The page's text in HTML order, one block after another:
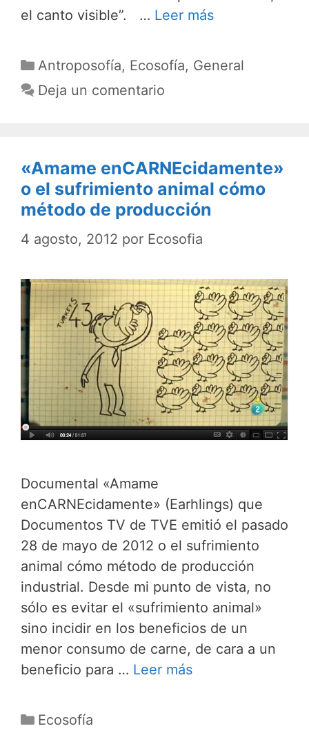
el canto visible”. … Leer más
Categorías
Antroposofía, Ecosofía, General
Deja un comentario
«Amame enCARNEcidamente»
o el sufrimiento animal cómo
método de producción
4 agosto, 2012 por Ecosofia
Documental «Amame
enCARNEcidamente» (Earhlings) que
Documentos TV de TVE emitió el pasado
28 de mayo de 2012 o el sufrimiento
animal cómo método de producción
industrial. Desde mi punto de vista, no
sólo es evitar el «sufrimiento animal»
sino incidir en los beneficios de un
menor consumo de carne, de cara a un
beneficio para … Leer más
Categorías
Ecosofía